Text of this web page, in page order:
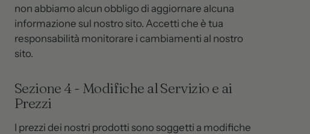
non abbiamo alcun obbligo di aggiornare alcuna
informazione sul nostro sito. Accetti che è tua
responsabilità monitorare i cambiamenti al nostro
sito.
Sezione 4 - Modifiche al Servizio e ai
Prezzi
I prezzi dei nostri prodotti sono soggetti a modifiche